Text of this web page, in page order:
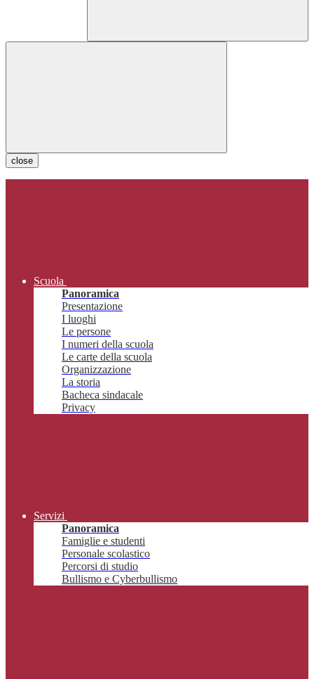
close
Scuola
Panoramica
Presentazione
I luoghi
Le persone
I numeri della scuola
Le carte della scuola
Organizzazione
La storia
Bacheca sindacale
Privacy
Servizi
Panoramica
Famiglie e studenti
Personale scolastico
Percorsi di studio
Bullismo e Cyberbullismo